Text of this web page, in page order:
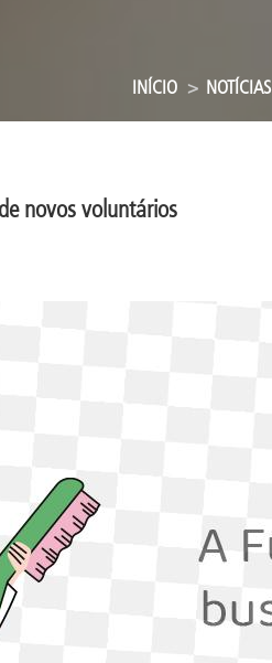
INÍCIO NOTÍCIAS
novos voluntários